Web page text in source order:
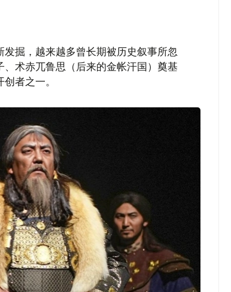
发掘，越来越多曾长期被历史叙事所忽
术赤兀鲁思（后来的金帐汗国）奠基
者之一。